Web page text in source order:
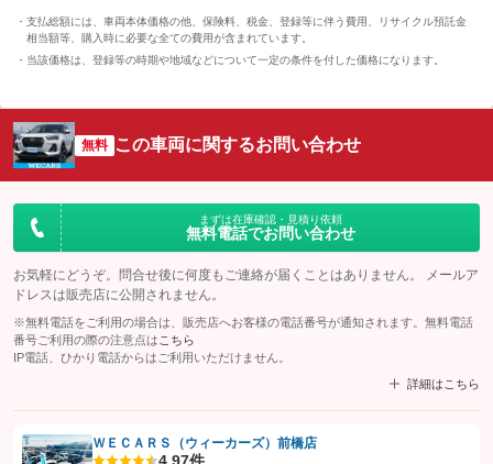
支払総額には、車両本体価格の他、保険料、税金、登録等に伴う費用、リサイクル預託金
相当額等、購入時に必要な全ての費用が含まれています。
当該価格は、登録等の時期や地域などについて一定の条件を付した価格になります。
無料 この車両に関するお問い合わせ
まずは在庫確認・見積り依頼
無料電話でお問い合わせ
お気軽にどうぞ。問合せ後に何度もご連絡が届くことはありません。 メールア
ドレスは販売店に公開されません。
※無料電話をご利用の場合は、販売店へお客様の電話番号が通知されます。無料電話
番号ご利用の際の注意点は こちら
IP電話、ひかり電話からはご利用いただけません。
詳細はこちら
ＷＥＣＡＲＳ（ウィーカーズ）前橋店